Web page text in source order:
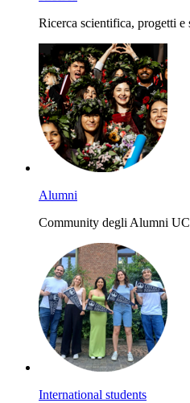
Ricerca scientifica, progetti e
Alumni
Community degli Alumni
International students